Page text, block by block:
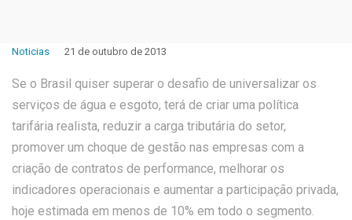
Noticias 21 de outubro de 2013
Se o Brasil quiser superar o desafio de universalizar os
serviços de água e esgoto, terá de criar uma política
tarifária realista, reduzir a carga tributária do setor,
promover um choque de gestão nas empresas com a
criação de contratos de performance, melhorar os
indicadores operacionais e aumentar a participação privada,
hoje estimada em menos de 10% em todo o segmento.